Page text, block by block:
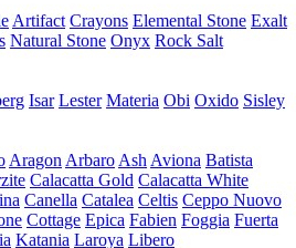
Artifact Crayons Elemental Stone Exalt
Natural Stone Onyx Rock Salt
Isar Lester Materia Obi Oxido Sisley
Aragon Arbaro Ash Aviona Batista
Calacatta Gold Calacatta White
Canella Catalea Celtis Ceppo Nuovo
Cottage Epica Fabien Foggia Fuerta
Katania Laroya Libero